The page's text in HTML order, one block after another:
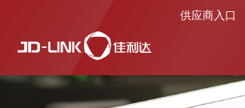
供应商入口